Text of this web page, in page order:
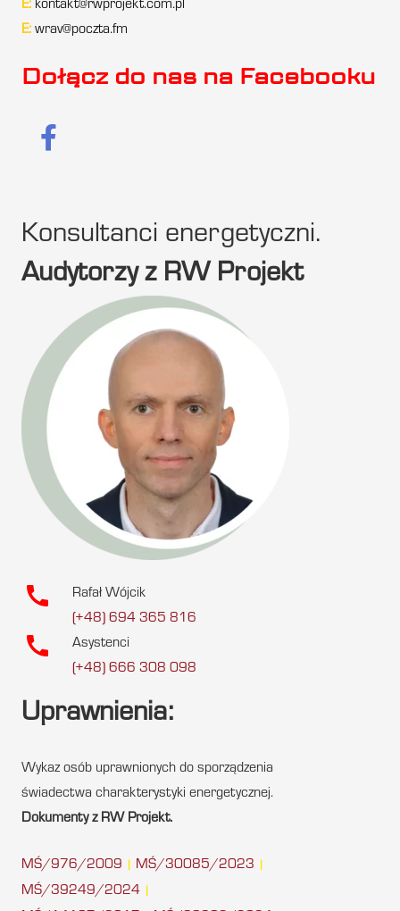
E: kontakt@rwprojekt.com.pl
E: wrav@poczta.fm
Dołącz do nas na Facebooku
Konsultanci energetyczni.
Audytorzy z RW Projekt
call
Rafał Wójcik
(+48) 694 365 816
call
Asystenci
(+48) 666 308 098
Uprawnienia:
Wykaz osób uprawnionych do sporządzenia
świadectwa charakterystyki energetycznej.
Dokumenty z RW Projekt.
MŚ/976/2009 MŚ/30085/2023
MŚ/39249/2024